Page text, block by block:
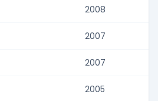
2008
2007
2007
2005